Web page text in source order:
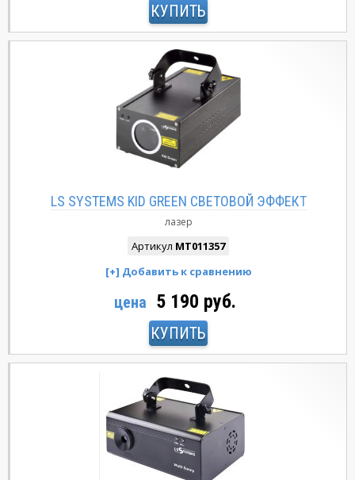
КУПИТЬ
LS SYSTEMS KID GREEN СВЕТОВОЙ ЭФФЕКТ
лазер
Артикул MT011357
цена 5 190 руб.
КУПИТЬ